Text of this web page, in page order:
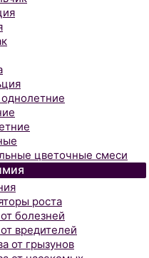
цветочные смеси
роста
болезней
вредителей
от грызунов